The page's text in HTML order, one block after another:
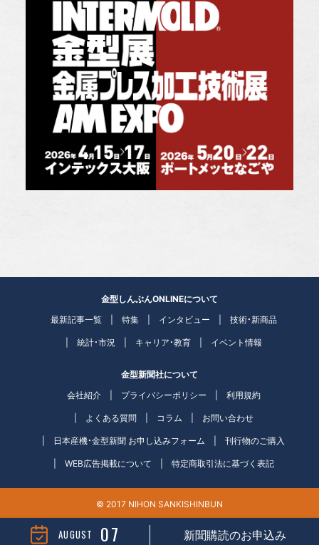
AUGUST 07 新聞購読のお申込み
金型しんぶんONLINEについて
最新記事一覧
特集 インタビュー 技術・新商品
統計・市況 キャリア・教育 イベント情報
金型新聞社について
会社紹介
プライバシーポリシー 利用規約
よくある質問 コラム お問い合わせ
日本産機・金型新聞 お申し込みフォーム 刊行物のご購入
WEB広告掲載について 特定商取引法に基づく表記
© 2017 NIHON SANKISHINBUN